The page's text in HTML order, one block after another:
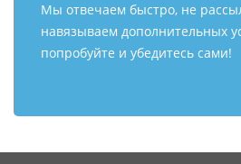
Мы отвечаем быстро, не
навязываем дополнительных
попробуйте и убедитесь сами!